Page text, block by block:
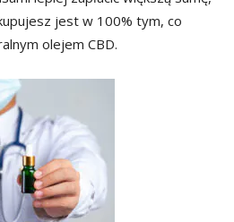
jest w 100% tym, co
olejem CBD.